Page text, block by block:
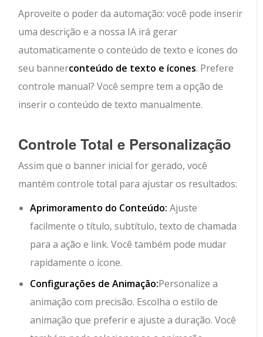
Aproveite o poder da automação: você pode inserir
uma descrição e a nossa IA irá gerar
automaticamente o conteúdo de texto e ícones do
seu bannerconteúdo de texto e ícones. Prefere
controle manual? Você sempre tem a opção de
inserir o conteúdo de texto manualmente.
Controle Total e Personalização
Assim que o banner inicial for gerado, você
mantém controle total para ajustar os resultados:
Aprimoramento do Conteúdo: Ajuste
facilmente o título, subtítulo, texto de chamada
para a ação e link. Você também pode mudar
rapidamente o ícone.
Configurações de Animação:Personalize a
animação com precisão. Escolha o estilo de
animação que preferir e ajuste a duração. Você